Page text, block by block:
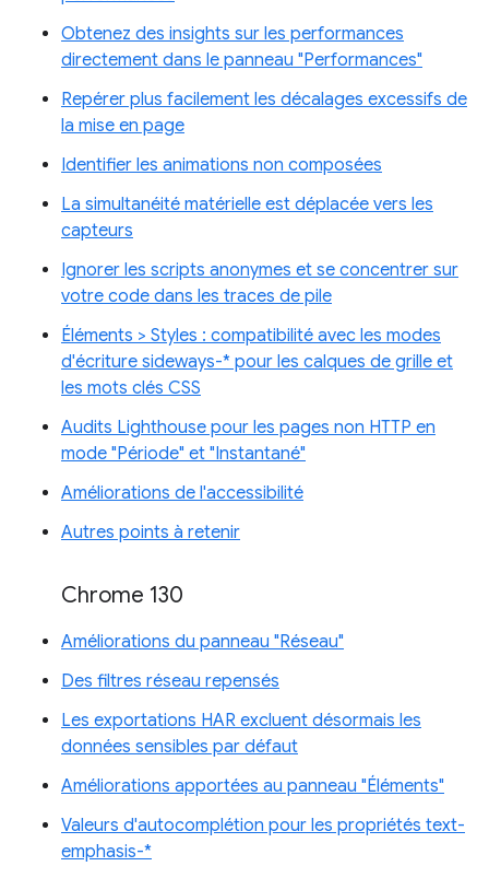
Obtenez des insights sur les performances
directement dans le panneau "Performances"
Repérer plus facilement les décalages excessifs de
la mise en page
Identifier les animations non composées
La simultanéité matérielle est déplacée vers les
capteurs
Ignorer les scripts anonymes et se concentrer sur
votre code dans les traces de pile
Éléments > Styles : compatibilité avec les modes
d'écriture sideways-* pour les calques de grille et
les mots clés CSS
Audits Lighthouse pour les pages non HTTP en
mode "Période" et "Instantané"
Améliorations de l'accessibilité
Autres points à retenir
Chrome 130
Améliorations du panneau "Réseau"
Des filtres réseau repensés
Les exportations HAR excluent désormais les
données sensibles par défaut
Améliorations apportées au panneau "Éléments"
Valeurs d'autocomplétion pour les propriétés text-
emphasis-*